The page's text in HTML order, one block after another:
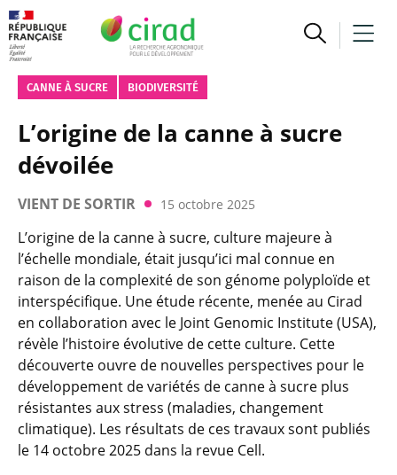
CANNE À SUCRE BIODIVERSITÉ
L’origine de la canne à sucre
dévoilée
VIENT DE SORTIR 15 octobre 2025
L’origine de la canne à sucre, culture majeure à
l’échelle mondiale, était jusqu’ici mal connue en
raison de la complexité de son génome polyploïde et
interspécifique. Une étude récente, menée au Cirad
en collaboration avec le Joint Genomic Institute (USA),
révèle l’histoire évolutive de cette culture. Cette
découverte ouvre de nouvelles perspectives pour le
développement de variétés de canne à sucre plus
résistantes aux stress (maladies, changement
climatique). Les résultats de ces travaux sont publiés
le 14 octobre 2025 dans la revue Cell.